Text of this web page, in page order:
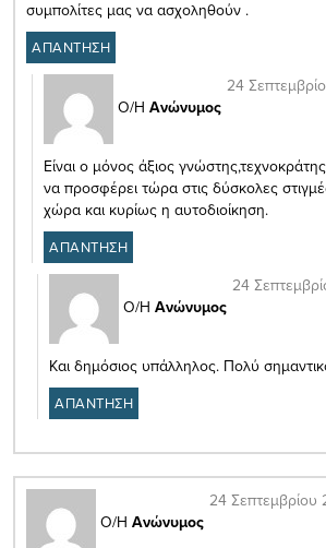
συμπολίτες μας να ασχοληθούν .
ΑΠΑΝΤΗΣΗ
Ο/Η Ανώνυμος
24
Είναι ο μόνος άξιος
να προσφέρει τώρα στις δύσκολες
χώρα και κυρίως η αυτοδιοίκηση.
ΑΠΑΝΤΗΣΗ
Ο/Η Ανώνυμος
24
Και δημόσιος υπάλληλος. Πολύ
ΑΠΑΝΤΗΣΗ
Ο/Η Ανώνυμος
24 Σεπτεμβρίου